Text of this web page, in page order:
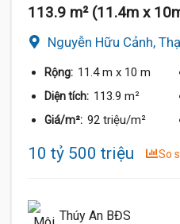
113.9 m² (11.4m x
Nguyễn Hữu Cảnh,
Rộng: 11.4 m x 10 m
Diện tích: 113.9 m²
Giá/m²: 92 triệu/m²
10 tỷ 500 triệu So
Thúy An BĐS